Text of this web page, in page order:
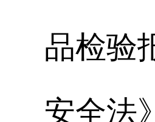
品检验
安全法